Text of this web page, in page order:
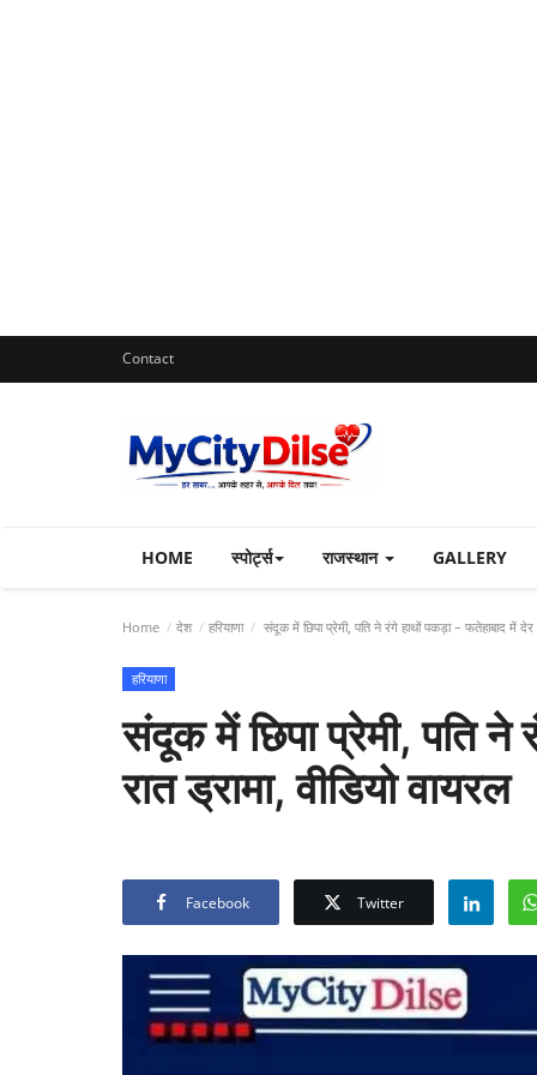
Contact
HOME स्पोर्ट्स राजस्थान GALLERY
Home देश हरियाणा संदूक में छिपा प्रेमी, पति ने रंगे हाथों पकड़ा – फतेहाबाद में देर
हरियाणा
संदूक में छिपा प्रेमी, पति ने
रात ड्रामा, वीडियो वायरल
Facebook Twitter